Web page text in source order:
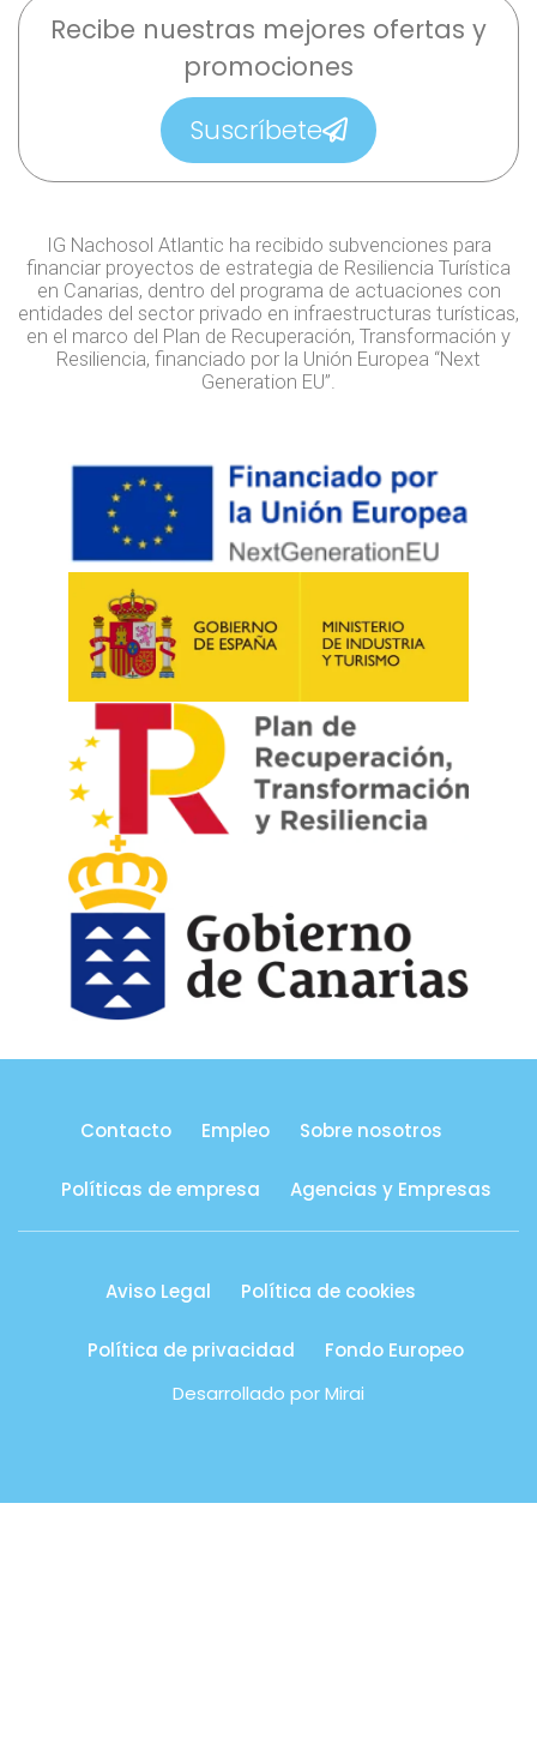
Recibe nuestras mejores ofertas y
promociones
Suscríbete
IG Nachosol Atlantic ha recibido subvenciones para
financiar proyectos de estrategia de Resiliencia Turística
en Canarias, dentro del programa de actuaciones con
entidades del sector privado en infraestructuras turísticas,
en el marco del Plan de Recuperación, Transformación y
Resiliencia, financiado por la Unión Europea “Next
Generation EU”.
Contacto Empleo Sobre nosotros
Políticas de empresa Agencias y Empresas
Aviso Legal Política de cookies
Política de privacidad
Fondo Europeo
Desarrollado porMirai